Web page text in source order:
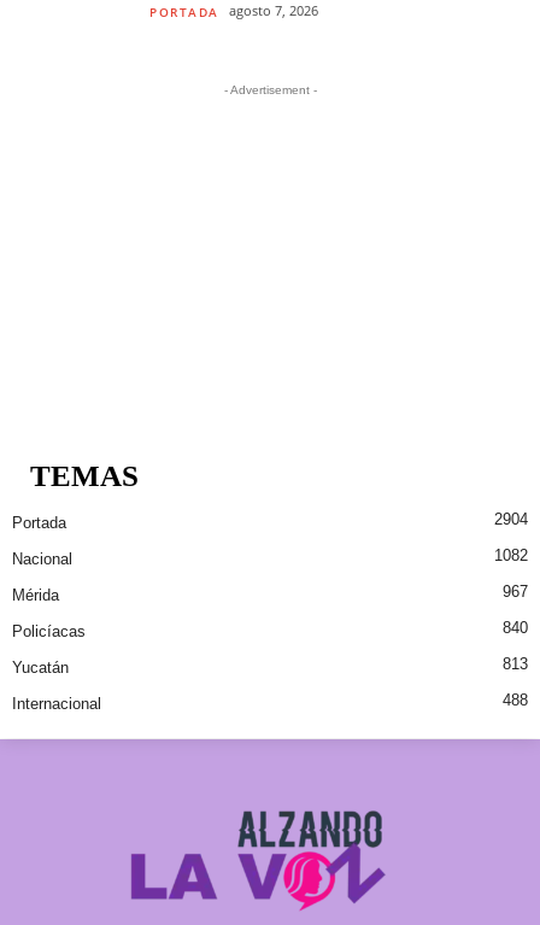
PORTADA agosto 7, 2026
- Advertisement -
TEMAS
Portada 2904
Nacional 1082
Mérida 967
Policíacas 840
Yucatán 813
Internacional 488